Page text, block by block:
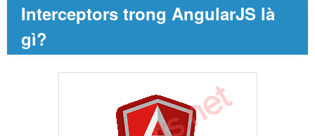
Interceptors trong AngularJS là
gì?